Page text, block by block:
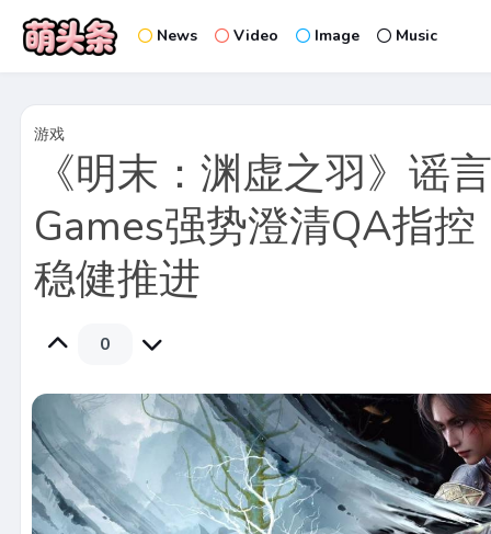
News Video Image Music
游戏
《明末：渊虚之羽》谣
Games强势澄清QA指
稳健推进
0